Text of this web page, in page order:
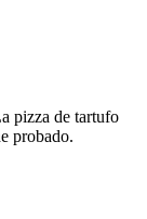
pizza de tartufo
probado.